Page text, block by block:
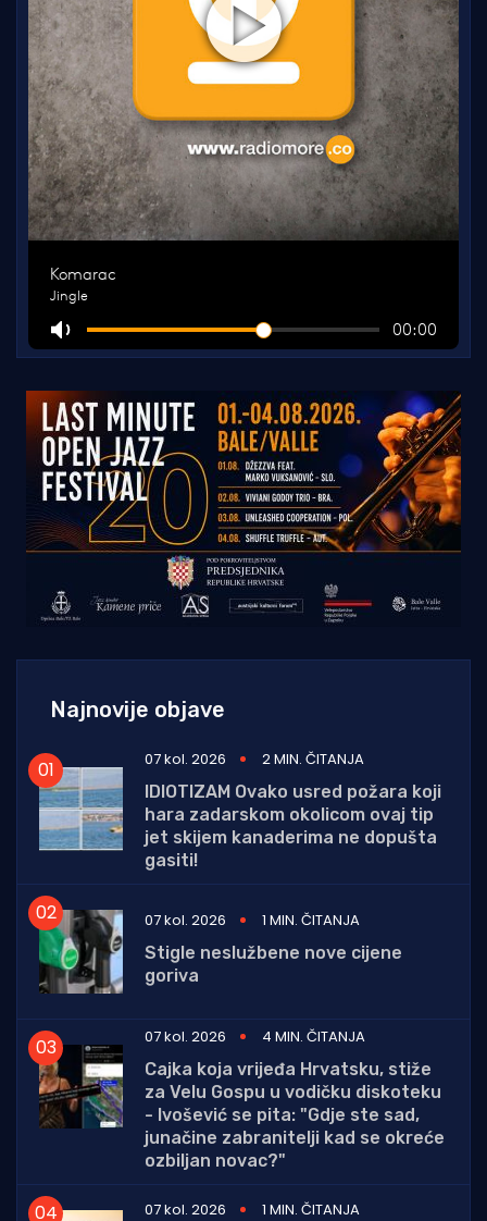
Najnovije objave
07 kol. 2026
2 MIN. ČITANJA
IDIOTIZAM Ovako usred požara koji
hara zadarskom okolicom ovaj tip
jet skijem kanaderima ne dopušta
gasiti!
07 kol. 2026
1 MIN. ČITANJA
Stigle neslužbene nove cijene
goriva
07 kol. 2026
4 MIN. ČITANJA
Cajka koja vrijeđa Hrvatsku, stiže
za Velu Gospu u vodičku diskoteku
- Ivošević se pita: "Gdje ste sad,
junačine zabranitelji kad se okreće
ozbiljan novac?"
07 kol. 2026
1 MIN. ČITANJA